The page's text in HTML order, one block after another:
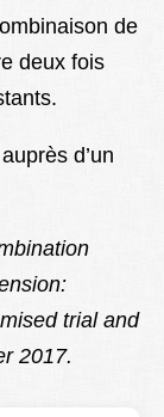
de
deux fois
d’un
trial and
2017.